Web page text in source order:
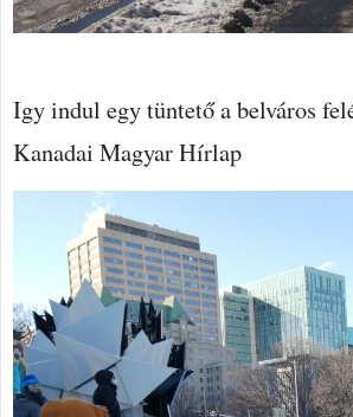
Igy indul egy tüntető a belváros
Kanadai Magyar Hírlap